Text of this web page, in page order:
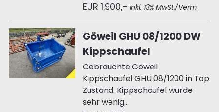
EUR 1.900,- inkl. 13% MwSt./Verm.
Göweil GHU 08/1200 DW
Kippschaufel
Gebrauchte Göweil
Kippschaufel GHU 08/1200 in Top
Zustand. Kippschaufel wurde
sehr wenig...